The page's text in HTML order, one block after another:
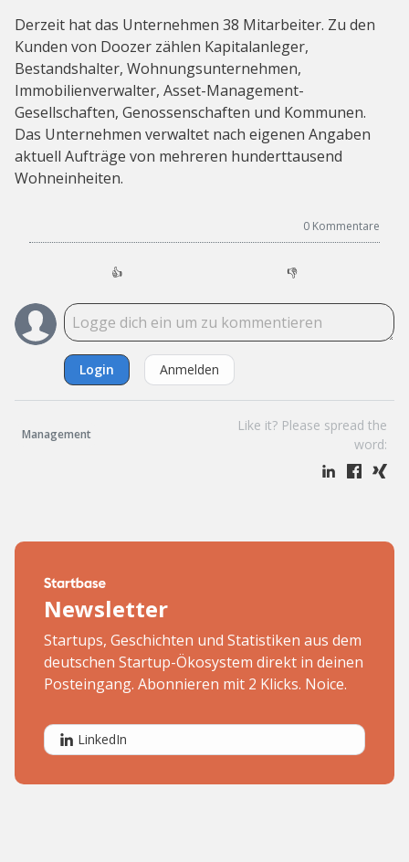
Derzeit hat das Unternehmen 38 Mitarbeiter. Zu den
Kunden von Doozer zählen Kapitalanleger,
Bestandshalter, Wohnungsunternehmen,
Immobilienverwalter, Asset-Management-
Gesellschaften, Genossenschaften und Kommunen.
Das Unternehmen verwaltet nach eigenen Angaben
aktuell Aufträge von mehreren hunderttausend
Wohneinheiten.
0 Kommentare
👍 👎
Login Anmelden
Management
Like it? Please spread the
word:
Newsletter
Startups, Geschichten und Statistiken aus dem
deutschen Startup-Ökosystem direkt in deinen
Posteingang. Abonnieren mit 2 Klicks. Noice.
LinkedIn